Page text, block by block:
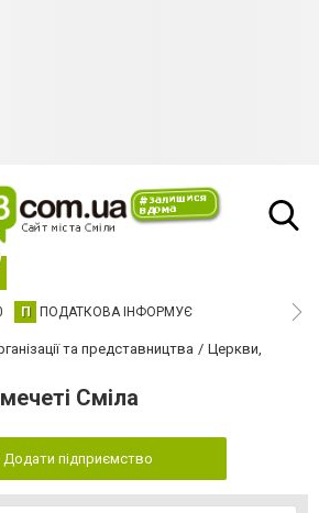
П ПОДАТКОВА ІНФОРМУЄ
та представництва
Церкви,
Сміла
Додати підприємство